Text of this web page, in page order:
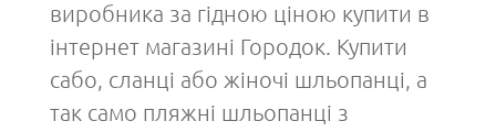
виробника за гідною ціною купити в
інтернет магазині Городок. Купити
сабо, сланці або жіночі шльопанці, а
так само пляжні шльопанці з